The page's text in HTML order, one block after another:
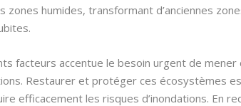
zones humides, transformant d’anciennes
facteurs accentue le besoin urgent de
Restaurer et protéger ces écosystèmes
efficacement les risques d’inondations. En